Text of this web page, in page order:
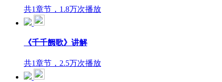
共1章节，1.8万次播放
《千千阙歌》讲解
共1章节，2.5万次播放